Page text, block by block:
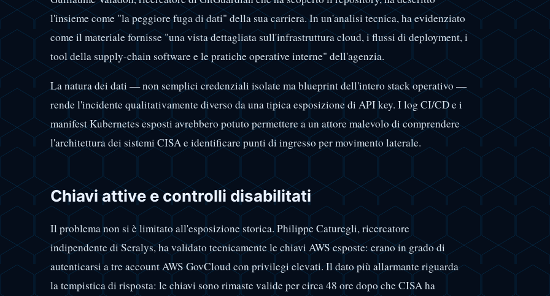
l'insieme come "la peggiore fuga di dati" della sua carriera. In un'analisi tecnica, ha evidenziato
come il materiale fornisse "una vista dettagliata sull'infrastruttura cloud, i flussi di deployment, i
tool della supply-chain software e le pratiche operative interne" dell'agenzia.
La natura dei dati — non semplici credenziali isolate ma blueprint dell'intero stack operativo —
rende l'incidente qualitativamente diverso da una tipica esposizione di API key. I log CI/CD e i
manifest Kubernetes esposti avrebbero potuto permettere a un attore malevolo di comprendere
l'architettura dei sistemi CISA e identificare punti di ingresso per movimento laterale.
Chiavi attive e controlli disabilitati
Il problema non si è limitato all'esposizione storica. Philippe Caturegli, ricercatore
indipendente di Seralys, ha validato tecnicamente le chiavi AWS esposte: erano in grado di
autenticarsi a tre account AWS GovCloud con privilegi elevati. Il dato più allarmante riguarda
la tempistica di risposta: le chiavi sono rimaste valide per circa 48 ore dopo che CISA ha